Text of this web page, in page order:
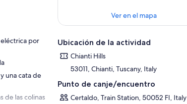
por
una cata de
de las colinas
Ver en el mapa
Ubicación de la actividad
Chianti Hills
53011, Chianti, Tuscany, Italy
Punto de canje/encuentro
Certaldo, Train Station, 50052 FI, Italy